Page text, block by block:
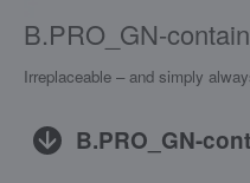
B.PRO_GN-
Irreplaceable – and simply
B.PRO_GN-